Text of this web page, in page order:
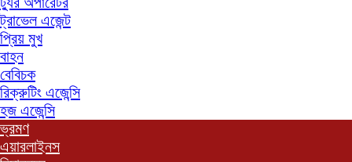
ট্রাভেল এজেন্ট
প্রিয় মুখ
বাহন
বেবিচক
রিক্রুটিং এজেন্সি
হজ এজেন্সি
ভ্রমণ
এয়ারলাইনস